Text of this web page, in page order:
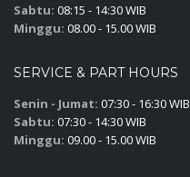
Sabtu: 08:15 - 14:30 WIB
Minggu: 08.00 - 15.00 WIB
SERVICE & PART HOURS
Senin - Jumat: 07:30 - 16:30 WIB
Sabtu: 07:30 - 14:30 WIB
Minggu: 09.00 - 15.00 WIB